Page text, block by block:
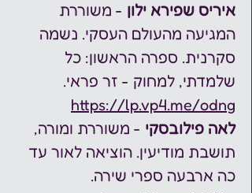
איריס שפירא ילון - משוררת
המגיעה מהעולם העסקי. נשמה
סקרנית. ספרה הראשון: כל
שלמדתי, למחוק - זר פראי.
https://lp.vp4.me/odng
לאה פילובסקי - משוררת ומורה,
תושבת מודיעין. הוציאה לאור עד
כה ארבעה ספרי שירה.